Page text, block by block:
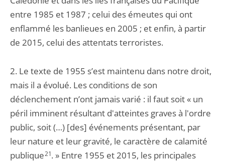
entre 1985 et 1987 ; celui des émeutes qui ont
enflammé les banlieues en 2005 ; et enfin, à partir
de 2015, celui des attentats terroristes.
2. Le texte de 1955 s’est maintenu dans notre droit,
mais il a évolué. Les conditions de son
déclenchement n’ont jamais varié : il faut soit « un
péril imminent résultant d'atteintes graves à l'ordre
public, soit (…) [des] événements présentant, par
leur nature et leur gravité, le caractère de calamité
publique21. » Entre 1955 et 2015, les principales